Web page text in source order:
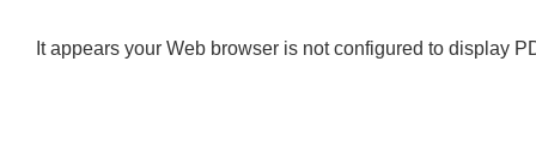
It appears your Web browser is not configured to display